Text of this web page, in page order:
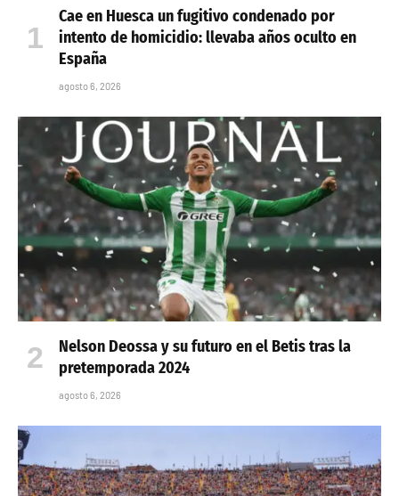
Cae en Huesca un fugitivo condenado por
intento de homicidio: llevaba años oculto en
España
agosto 6, 2026
Nelson Deossa y su futuro en el Betis tras la
pretemporada 2024
agosto 6, 2026